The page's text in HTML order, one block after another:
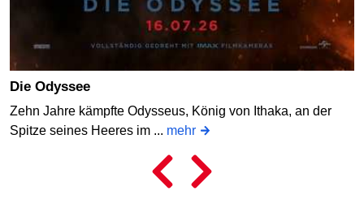
Die Odyssee
Zehn Jahre kämpfte Odysseus, König von Ithaka, an der
Spitze seines Heeres im ... mehr